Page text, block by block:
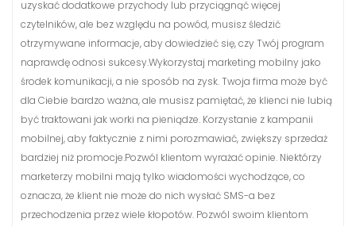
uzyskać dodatkowe przychody lub przyciągnąć więcej
czytelników, ale bez względu na powód, musisz śledzić
otrzymywane informacje, aby dowiedzieć się, czy Twój program
naprawdę odnosi sukcesy.Wykorzystaj marketing mobilny jako
środek komunikacji, a nie sposób na zysk. Twoja firma może być
dla Ciebie bardzo ważna, ale musisz pamiętać, że klienci nie lubią
być traktowani jak worki na pieniądze. Korzystanie z kampanii
mobilnej, aby faktycznie z nimi porozmawiać, zwiększy sprzedaż
bardziej niż promocje.Pozwól klientom wyrażać opinie. Niektórzy
marketerzy mobilni mają tylko wiadomości wychodzące, co
oznacza, że ​​klient nie może do nich wysłać SMS-a bez
przechodzenia przez wiele kłopotów. Pozwól swoim klientom